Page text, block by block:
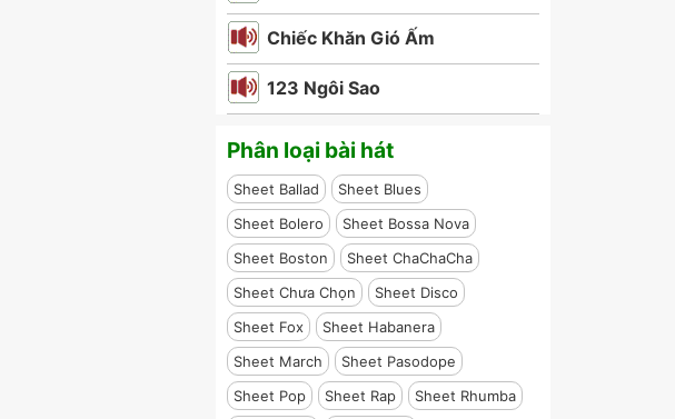
Chiếc Khăn Gió Ấm
123 Ngôi Sao
Phân loại bài hát
Sheet Ballad
Sheet Blues
Sheet Bolero
Sheet Bossa Nova
Sheet Boston
Sheet ChaChaCha
Sheet Chưa Chọn
Sheet Disco
Sheet Fox
Sheet Habanera
Sheet March
Sheet Pasodope
Sheet Pop
Sheet Rap
Sheet Rhumba